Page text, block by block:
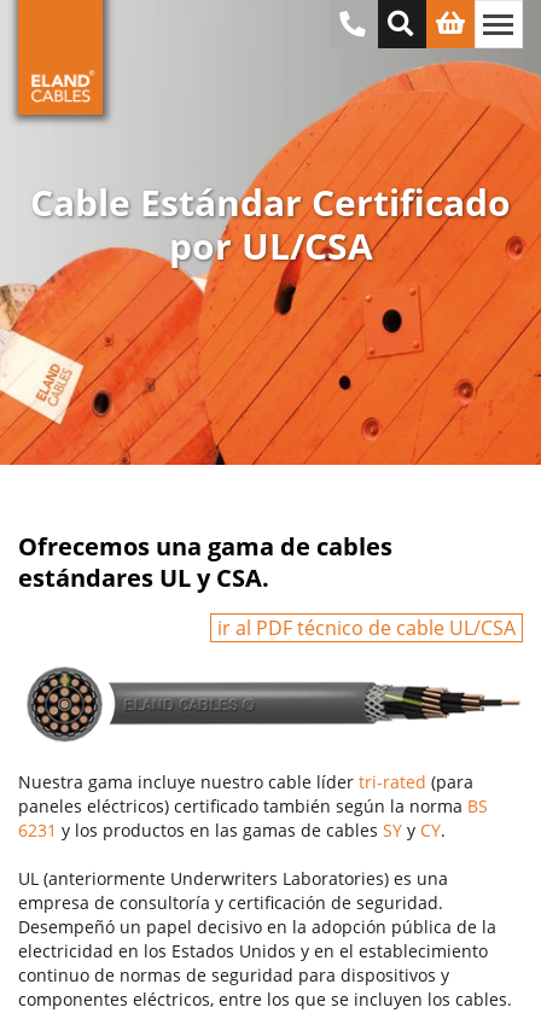
Cable Estándar Certificado
por UL/CSA
Ofrecemos una gama de cables
estándares UL y CSA.
ir al PDF técnico de cable UL/CSA
Nuestra gama incluye nuestro cable líder tri-rated (para
paneles eléctricos) certificado también según la norma BS
6231 y los productos en las gamas de cables SY y CY.
UL (anteriormente Underwriters Laboratories) es una
empresa de consultoría y certificación de seguridad.
Desempeñó un papel decisivo en la adopción pública de la
electricidad en los Estados Unidos y en el establecimiento
continuo de normas de seguridad para dispositivos y
componentes eléctricos, entre los que se incluyen los cables.